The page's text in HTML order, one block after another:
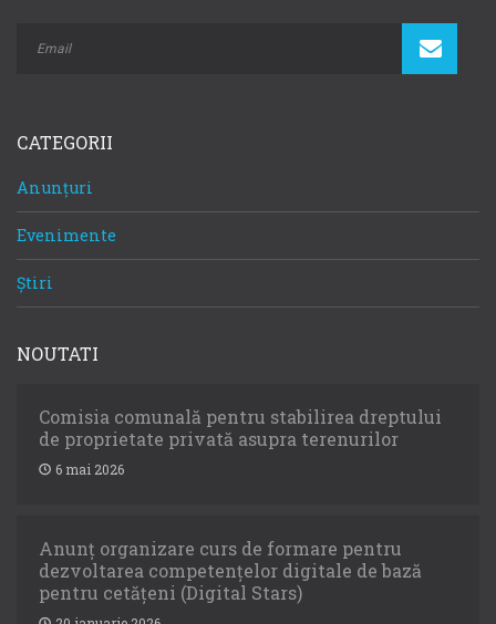
CATEGORII
Anunțuri
Evenimente
Știri
NOUTATI
Comisia comunală pentru stabilirea dreptului
de proprietate privată asupra terenurilor
6 mai 2026
Anunț organizare curs de formare pentru
dezvoltarea competențelor digitale de bază
pentru cetățeni (Digital Stars)